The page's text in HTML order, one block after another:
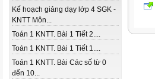
Kế hoạch giảng dạy lớp 4 SGK -
KNTT Môn...
Toán 1 KNTT. Bài 1 Tiết 2....
Toán 1 KNTT. Bài 1 Tiết 1....
Toán 1 KNTT. Bài Các số từ 0
đến 10...